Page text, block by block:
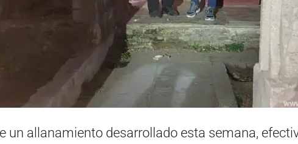
un allanamiento desarrollado esta semana,